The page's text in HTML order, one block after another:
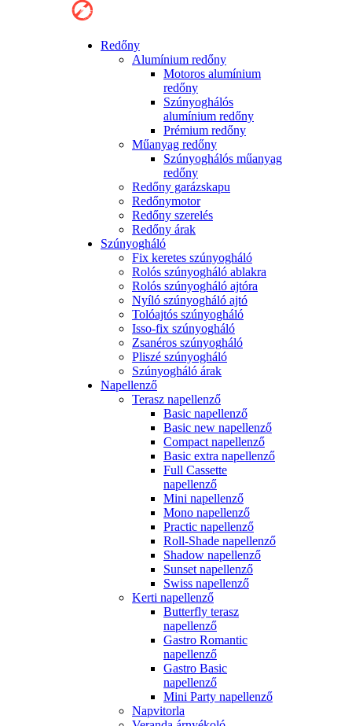
Redőny
Alumínium redőny
Motoros alumínium
redőny
Szúnyoghálós
alumínium redőny
Prémium redőny
Műanyag redőny
Szúnyoghálós műanyag
redőny
Redőny garázskapu
Redőnymotor
Redőny szerelés
Redőny árak
Szúnyogháló
Fix keretes szúnyogháló
Rolós szúnyogháló ablakra
Rolós szúnyogháló ajtóra
Nyíló szúnyogháló ajtó
Tolóajtós szúnyogháló
Isso-fix szúnyogháló
Zsanéros szúnyogháló
Pliszé szúnyogháló
Szúnyogháló árak
Napellenző
Terasz napellenző
Basic napellenző
Basic new napellenző
Compact napellenző
Basic extra napellenző
Full Cassette
napellenző
Mini napellenző
Mono napellenző
Practic napellenző
Roll-Shade napellenző
Shadow napellenző
Sunset napellenző
Swiss napellenző
Kerti napellenző
Butterfly terasz
napellenző
Gastro Romantic
napellenző
Gastro Basic
napellenző
Mini Party napellenző
Napvitorla